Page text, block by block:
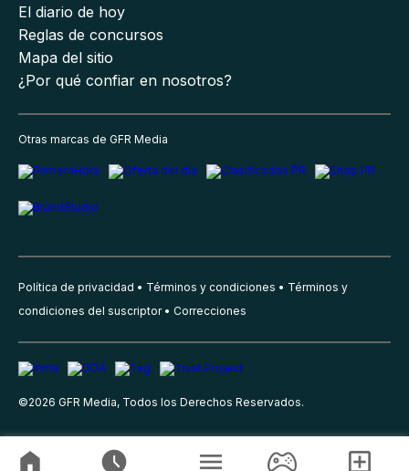
El diario de hoy
Reglas de concursos
Mapa del sitio
¿Por qué confiar en nosotros?
Otras marcas de GFR Media
Política de privacidad Términos y condiciones
Términos y
condiciones del suscriptor
Correcciones
©2026 GFR Media, Todos los Derechos Reservados.